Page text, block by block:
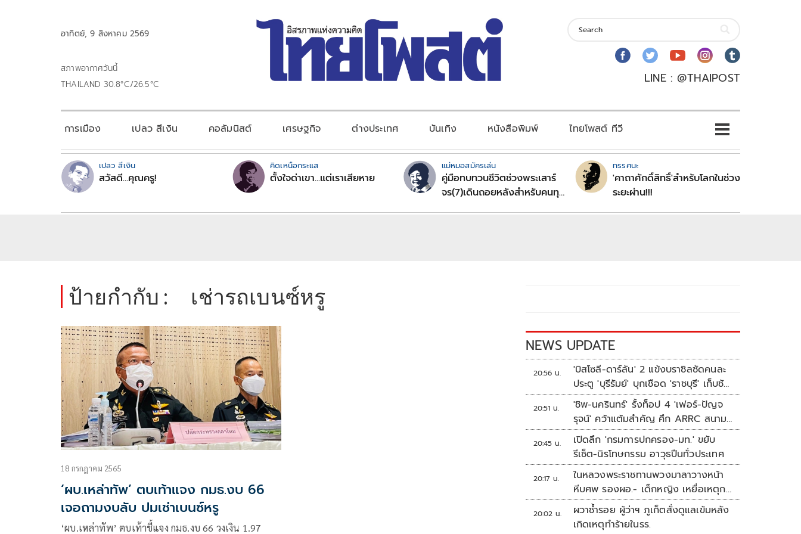
อาทิตย์, 9 สิงหาคม 2569
สภาพอากาศวันนี้
THAILAND 30.8°C/26.5°C
LINE : @THAIPOST
การเมือง เปลว สีเงิน คอลัมนิสต์ เศรษฐกิจ ต่างประเทศ บันเทิง หนังสือพิมพ์ ไทยโพสต์ ทีวี
เปลว สีเงิน
สวัสดี...คุณครู!
คิดเหนือกระแส
ตั้งใจด่าเขา...แต่เราเสียหาย
แม่หมอสมัครเล่น
คู่มือทบทวนชีวิตช่วงพระเสาร์
จร(7)เดินถอยหลังสำหรับคนทุก
ทรรศนะ
'คาถาศักดิ์สิทธิ์'สำหรับโลกในช่วง
ระยะผ่าน!!!
ป้ายกำกับ : เช่ารถเบนซ์หรู
18 กรกฎาคม 2565
‘ผบ.เหล่าทัพ’ ตบเท้าแจง กมธ.งบ 66
เจอถามงบลับ ปมเช่าเบนซ์หรู
‘ผบ.เหล่าทัพ’ ตบเท้าชี้แจง กมธ.งบ 66 วงเงิน 1.97
NEWS UPDATE
20:56 น.
'บิสโซลี-ดาร์ลัน' 2 แข้งบราซิลซัดคนละ
ประตู 'บุรีรัมย์' บุกเชือด 'ราชบุรี' เก็บชัย
อุ่นเครื่อง 4 นัดรวด
20:51 น.
'ชิพ-นครินทร์' รั้งท็อป 4 'เฟอร์-ปัญจ
รุจน์' คว้าแต้มสำคัญ ศึก ARRC สนาม
4 เรซ 2
20:45 น.
เปิดลึก 'กรมการปกครอง-มท.' ขยับ
รีเซ็ต-นิรโทษกรรม อาวุธปืนทั่วประเทศ
20:17 น.
ในหลวงพระราชทานพวงมาลาวางหน้า
หีบศพ รองผอ.- เด็กหญิง เหยื่อเหตุก
ราดยิง
20:02 น.
ผวาซ้ำรอย ผู้ว่าฯ ภูเก็ตสั่งดูแลเข้มหลัง
เกิดเหตุทำร้ายในรร.